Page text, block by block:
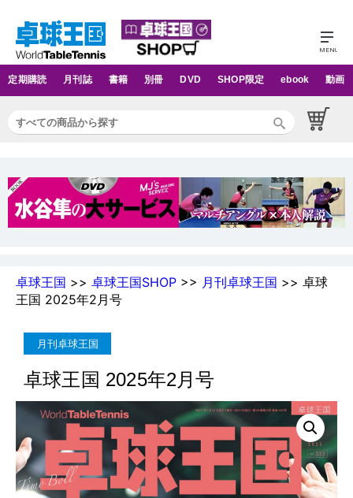
定期購読 月刊誌 書籍 別冊 DVD SHOP限定 ebook 動画
卓球王国 >> 卓球王国SHOP >> 月刊卓球王国 >> 卓球
王国 2025年2月号
月刊卓球王国
卓球王国 2025年2月号